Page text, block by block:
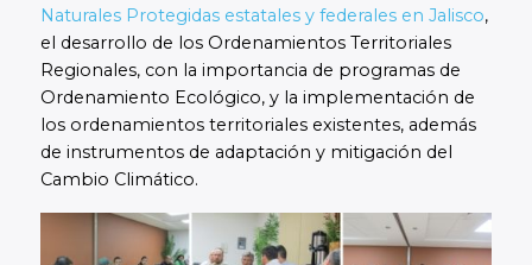
Naturales Protegidas estatales y federales en Jalisco,
el desarrollo de los Ordenamientos Territoriales
Regionales, con la importancia de programas de
Ordenamiento Ecológico, y la implementación de
los ordenamientos territoriales existentes, además
de instrumentos de adaptación y mitigación del
Cambio Climático.